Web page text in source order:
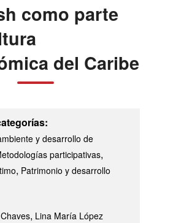
como parte
del Caribe
y desarrollo de
participativas,
, Patrimonio y desarrollo
, Lina María López